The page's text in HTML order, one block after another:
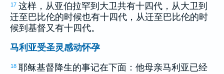
17 这样，从亚伯拉罕到 大卫共有十四代，从大卫到
迁至巴比伦的时候也有十四代，从迁至巴比伦的时
候到基督又有十四代。
马利亚受圣灵感动怀孕
18 耶稣基督降生的事记在下面：他母亲马利亚已经